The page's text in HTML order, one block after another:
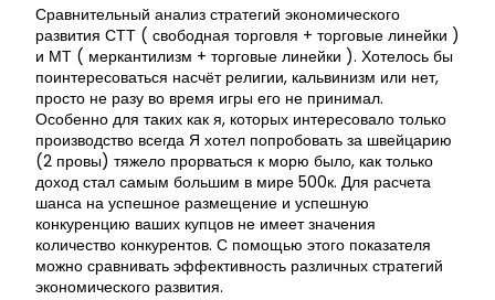
Сравнительный анализ стратегий экономического
развития СТТ ( свободная торговля + торговые линейки )
и МТ ( меркантилизм + торговые линейки ). Хотелось бы
поинтересоваться насчёт религии, кальвинизм или нет,
просто не разу во время игры его не принимал.
Особенно для таких как я, которых интересовало только
производство всегда Я хотел попробовать за швейцарию
(2 провы) тяжело прорваться к морю было, как только
доход стал самым большим в мире 500к. Для расчета
шанса на успешное размещение и успешную
конкуренцию ваших купцов не имеет значения
количество конкурентов. С помощью этого показателя
можно сравнивать эффективность различных стратегий
экономического развития.